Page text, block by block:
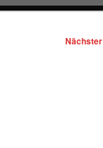
Nächster